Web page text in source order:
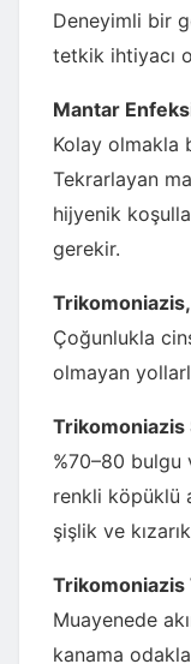
Deneyimli bir
tetkik ihtiyacı
Mantar
Kolay olmakla
Tekrarlayan
hijyenik
gerekir.
Çoğunlukla
olmayan
Trikomoniazis
%70–80 bulgu
renkli köpüklü
şişlik ve
Trikomoniazis
Muayenede
kanama